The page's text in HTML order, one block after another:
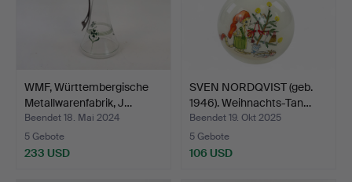
WMF, Württembergische
Metallwarenfabrik, J…
Beendet 18. Mai 2024
5 Gebote
233 USD
SVEN NORDQVIST (geb.
1946). Weihnachts-Tan…
Beendet 19. Okt 2025
5 Gebote
106 USD